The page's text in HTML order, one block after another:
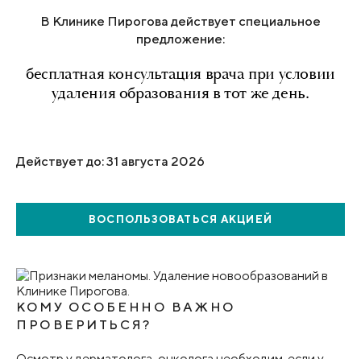
В Клинике Пирогова действует специальное
предложение:
бесплатная консультация врача при условии
удаления образования в тот же день.
Действует до: 31 августа 2026
ВОСПОЛЬЗОВАТЬСЯ АКЦИЕЙ
КОМУ ОСОБЕННО ВАЖНО
ПРОВЕРИТЬСЯ?